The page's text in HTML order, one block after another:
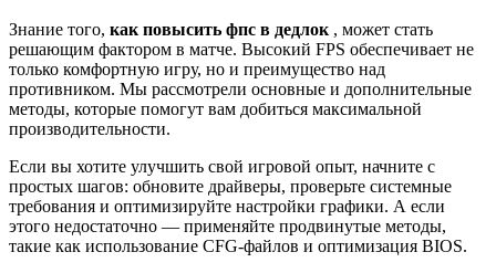
Знание того, как повысить фпс в дедлок , может стать
решающим фактором в матче. Высокий FPS обеспечивает не
только комфортную игру, но и преимущество над
противником. Мы рассмотрели основные и дополнительные
методы, которые помогут вам добиться максимальной
производительности.
Если вы хотите улучшить свой игровой опыт, начните с
простых шагов: обновите драйверы, проверьте системные
требования и оптимизируйте настройки графики. А если
этого недостаточно — применяйте продвинутые методы,
такие как использование CFG-файлов и оптимизация BIOS.